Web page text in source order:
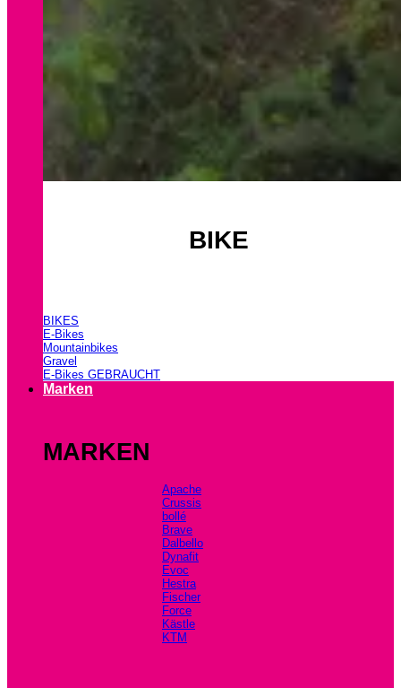
BIKE
BIKES
E-Bikes
Mountainbikes
Gravel
E-Bikes GEBRAUCHT
Marken
MARKEN
Apache
Crussis
bollé
Brave
Dalbello
Dynafit
Evoc
Hestra
Fischer
Force
Kästle
KTM